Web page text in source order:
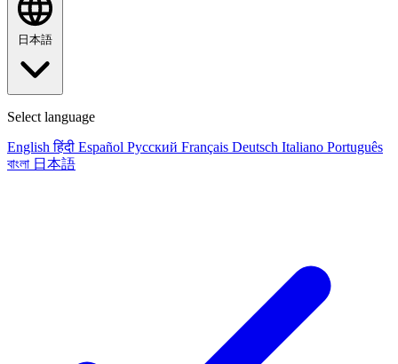
日本語
Select language
English हिंदी Español Русский Français Deutsch Italiano Português
বাংলা 日本語